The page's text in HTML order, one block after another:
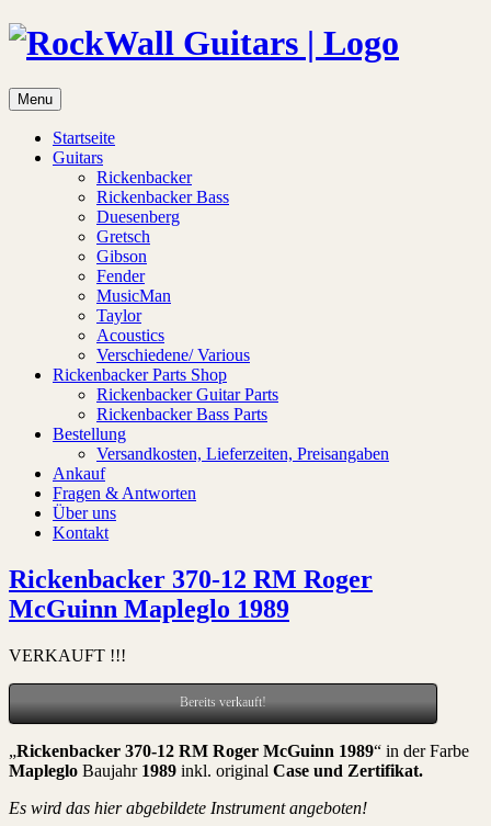
Menu
Startseite
Guitars
Rickenbacker
Rickenbacker Bass
Duesenberg
Gretsch
Gibson
Fender
MusicMan
Taylor
Acoustics
Verschiedene/ Various
Rickenbacker Parts Shop
Rickenbacker Guitar Parts
Rickenbacker Bass Parts
Bestellung
Versandkosten, Lieferzeiten, Preisangaben
Ankauf
Fragen & Antworten
Über uns
Kontakt
Rickenbacker 370-12 RM Roger
McGuinn Mapleglo 1989
VERKAUFT !!!
Bereits verkauft!
„Rickenbacker 370-12 RM Roger McGuinn 1989“ in der Farbe
Mapleglo Baujahr 1989 inkl. original Case und Zertifikat.
Es wird das hier abgebildete Instrument angeboten!